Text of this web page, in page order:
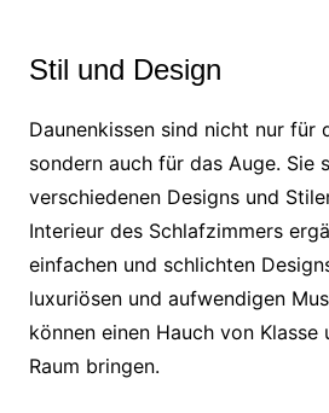
Stil und Design
Daunenkissen sind nicht nur für
sondern auch für das Auge. Sie
verschiedenen Designs und
Interieur des Schlafzimmers
einfachen und schlichten
luxuriösen und aufwendigen
können einen Hauch von Klasse
Raum bringen.